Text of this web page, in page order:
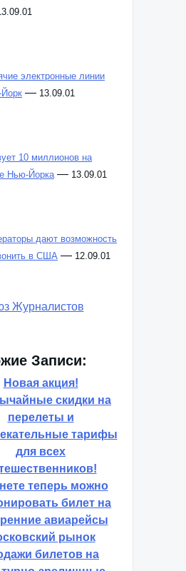
электронные линии
— 13.09.01
10 миллионов на
Нью-Йорка — 13.09.01
дают возможность
в США — 12.09.01
Записи:
Новая акция!
скидки на
перелеты и
тарифы
для всех
теперь можно
билет на
авиарейсы
рынок
билетов на